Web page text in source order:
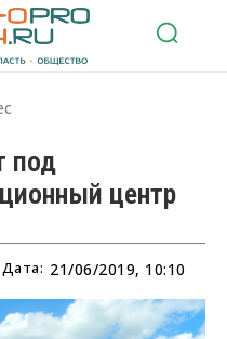
под
центр
Дата: 21/06/2019, 10:10